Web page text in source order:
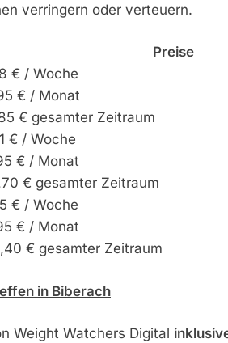
verringern oder verteuern.
Preise
€ / Woche
€ / Monat
€ gesamter Zeitraum
€ / Woche
€ / Monat
€ gesamter Zeitraum
€ / Woche
€ / Monat
€ gesamter Zeitraum
in Biberach
Weight Watchers Digital